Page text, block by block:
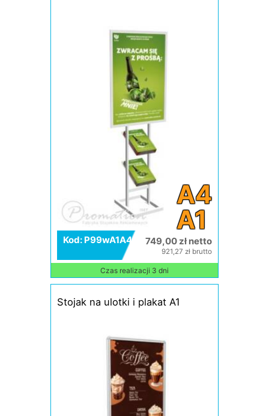
A4
A1
Kod: P99wA1A4 749,00 zł netto
921,27 zł brutto
Czas realizacji 3 dni
Stojak na ulotki i plakat A1